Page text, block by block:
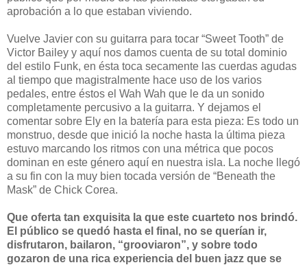
aprobación a lo que estaban viviendo.
Vuelve Javier con su guitarra para tocar “Sweet Tooth” de
Victor Bailey y aquí nos damos cuenta de su total dominio
del estilo Funk, en ésta toca secamente las cuerdas agudas
al tiempo que magistralmente hace uso de los varios
pedales, entre éstos el Wah Wah que le da un sonido
completamente percusivo a la guitarra. Y dejamos el
comentar sobre Ely en la batería para esta pieza: Es todo un
monstruo, desde que inició la noche hasta la última pieza
estuvo marcando los ritmos con una métrica que pocos
dominan en este género aquí en nuestra isla. La noche llegó
a su fin con la muy bien tocada versión de “Beneath the
Mask” de Chick Corea.
Que oferta tan exquisita la que este cuarteto nos brindó.
El público se quedó hasta el final, no se querían ir,
disfrutaron, bailaron, “grooviaron”, y sobre todo
gozaron de una rica experiencia del buen jazz que se